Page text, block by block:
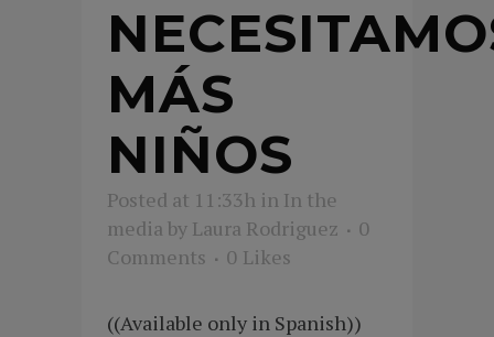
MÁS
NIÑOS
Posted at 11:33h in In the
media by Laura Rodriguez
0
Comments
0 Likes
((Available only in Spanish))